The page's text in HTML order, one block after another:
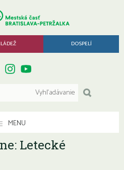
DOSPELÍ
MENU
Letecké